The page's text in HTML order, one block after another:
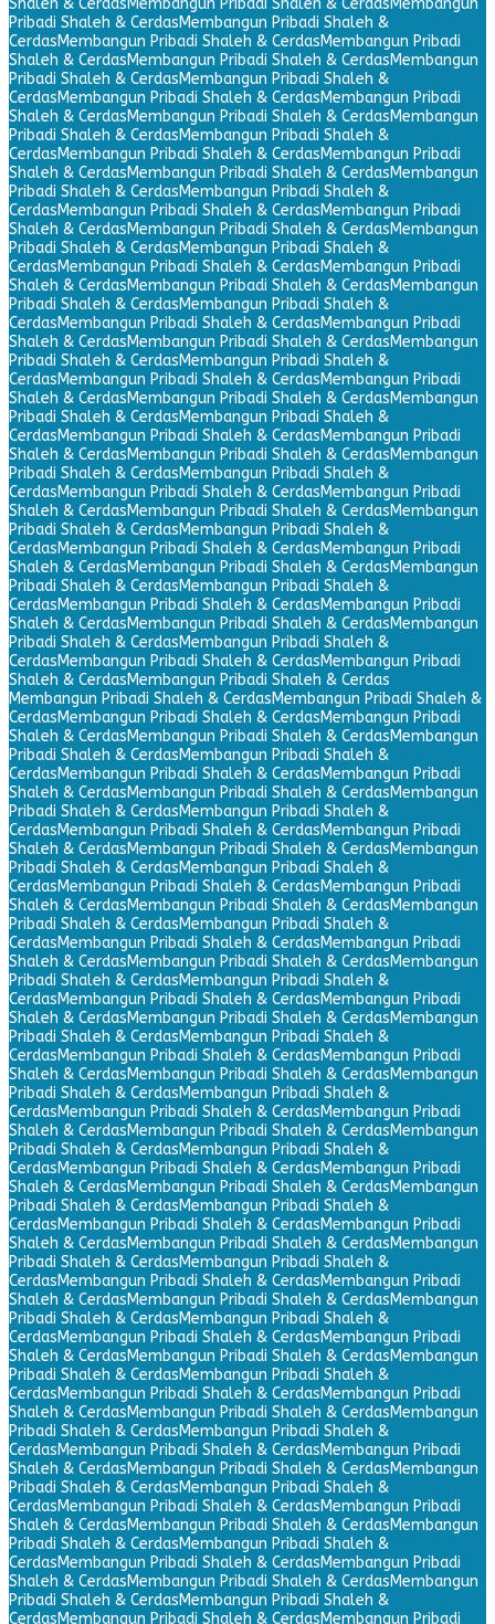
Shaleh & CerdasMembangun Pribadi Shaleh & CerdasMembangun
Pribadi Shaleh & CerdasMembangun Pribadi Shaleh &
CerdasMembangun Pribadi Shaleh & CerdasMembangun Pribadi
Shaleh & CerdasMembangun Pribadi Shaleh & CerdasMembangun
Pribadi Shaleh & CerdasMembangun Pribadi Shaleh &
CerdasMembangun Pribadi Shaleh & CerdasMembangun Pribadi
Shaleh & CerdasMembangun Pribadi Shaleh & CerdasMembangun
Pribadi Shaleh & CerdasMembangun Pribadi Shaleh &
CerdasMembangun Pribadi Shaleh & CerdasMembangun Pribadi
Shaleh & CerdasMembangun Pribadi Shaleh & CerdasMembangun
Pribadi Shaleh & CerdasMembangun Pribadi Shaleh &
CerdasMembangun Pribadi Shaleh & CerdasMembangun Pribadi
Shaleh & CerdasMembangun Pribadi Shaleh & CerdasMembangun
Pribadi Shaleh & CerdasMembangun Pribadi Shaleh &
CerdasMembangun Pribadi Shaleh & CerdasMembangun Pribadi
Shaleh & CerdasMembangun Pribadi Shaleh & CerdasMembangun
Pribadi Shaleh & CerdasMembangun Pribadi Shaleh &
CerdasMembangun Pribadi Shaleh & CerdasMembangun Pribadi
Shaleh & CerdasMembangun Pribadi Shaleh & CerdasMembangun
Pribadi Shaleh & CerdasMembangun Pribadi Shaleh &
CerdasMembangun Pribadi Shaleh & CerdasMembangun Pribadi
Shaleh & CerdasMembangun Pribadi Shaleh & CerdasMembangun
Pribadi Shaleh & CerdasMembangun Pribadi Shaleh &
CerdasMembangun Pribadi Shaleh & CerdasMembangun Pribadi
Shaleh & CerdasMembangun Pribadi Shaleh & CerdasMembangun
Pribadi Shaleh & CerdasMembangun Pribadi Shaleh &
CerdasMembangun Pribadi Shaleh & CerdasMembangun Pribadi
Shaleh & CerdasMembangun Pribadi Shaleh & CerdasMembangun
Pribadi Shaleh & CerdasMembangun Pribadi Shaleh &
CerdasMembangun Pribadi Shaleh & CerdasMembangun Pribadi
Shaleh & CerdasMembangun Pribadi Shaleh & CerdasMembangun
Pribadi Shaleh & CerdasMembangun Pribadi Shaleh &
CerdasMembangun Pribadi Shaleh & CerdasMembangun Pribadi
Shaleh & CerdasMembangun Pribadi Shaleh & CerdasMembangun
Pribadi Shaleh & CerdasMembangun Pribadi Shaleh &
CerdasMembangun Pribadi Shaleh & CerdasMembangun Pribadi
Shaleh & CerdasMembangun Pribadi Shaleh & Cerdas
Membangun Pribadi Shaleh & CerdasMembangun Pribadi Shaleh &
CerdasMembangun Pribadi Shaleh & CerdasMembangun Pribadi
Shaleh & CerdasMembangun Pribadi Shaleh & CerdasMembangun
Pribadi Shaleh & CerdasMembangun Pribadi Shaleh &
CerdasMembangun Pribadi Shaleh & CerdasMembangun Pribadi
Shaleh & CerdasMembangun Pribadi Shaleh & CerdasMembangun
Pribadi Shaleh & CerdasMembangun Pribadi Shaleh &
CerdasMembangun Pribadi Shaleh & CerdasMembangun Pribadi
Shaleh & CerdasMembangun Pribadi Shaleh & CerdasMembangun
Pribadi Shaleh & CerdasMembangun Pribadi Shaleh &
CerdasMembangun Pribadi Shaleh & CerdasMembangun Pribadi
Shaleh & CerdasMembangun Pribadi Shaleh & CerdasMembangun
Pribadi Shaleh & CerdasMembangun Pribadi Shaleh &
CerdasMembangun Pribadi Shaleh & CerdasMembangun Pribadi
Shaleh & CerdasMembangun Pribadi Shaleh & CerdasMembangun
Pribadi Shaleh & CerdasMembangun Pribadi Shaleh &
CerdasMembangun Pribadi Shaleh & CerdasMembangun Pribadi
Shaleh & CerdasMembangun Pribadi Shaleh & CerdasMembangun
Pribadi Shaleh & CerdasMembangun Pribadi Shaleh &
CerdasMembangun Pribadi Shaleh & CerdasMembangun Pribadi
Shaleh & CerdasMembangun Pribadi Shaleh & CerdasMembangun
Pribadi Shaleh & CerdasMembangun Pribadi Shaleh &
CerdasMembangun Pribadi Shaleh & CerdasMembangun Pribadi
Shaleh & CerdasMembangun Pribadi Shaleh & CerdasMembangun
Pribadi Shaleh & CerdasMembangun Pribadi Shaleh &
CerdasMembangun Pribadi Shaleh & CerdasMembangun Pribadi
Shaleh & CerdasMembangun Pribadi Shaleh & CerdasMembangun
Pribadi Shaleh & CerdasMembangun Pribadi Shaleh &
CerdasMembangun Pribadi Shaleh & CerdasMembangun Pribadi
Shaleh & CerdasMembangun Pribadi Shaleh & CerdasMembangun
Pribadi Shaleh & CerdasMembangun Pribadi Shaleh &
CerdasMembangun Pribadi Shaleh & CerdasMembangun Pribadi
Shaleh & CerdasMembangun Pribadi Shaleh & CerdasMembangun
Pribadi Shaleh & CerdasMembangun Pribadi Shaleh &
CerdasMembangun Pribadi Shaleh & CerdasMembangun Pribadi
Shaleh & CerdasMembangun Pribadi Shaleh & CerdasMembangun
Pribadi Shaleh & CerdasMembangun Pribadi Shaleh &
CerdasMembangun Pribadi Shaleh & CerdasMembangun Pribadi
Shaleh & CerdasMembangun Pribadi Shaleh & CerdasMembangun
Pribadi Shaleh & CerdasMembangun Pribadi Shaleh &
CerdasMembangun Pribadi Shaleh & CerdasMembangun Pribadi
Shaleh & CerdasMembangun Pribadi Shaleh & CerdasMembangun
Pribadi Shaleh & CerdasMembangun Pribadi Shaleh &
CerdasMembangun Pribadi Shaleh & CerdasMembangun Pribadi
Shaleh & CerdasMembangun Pribadi Shaleh & CerdasMembangun
Pribadi Shaleh & CerdasMembangun Pribadi Shaleh &
CerdasMembangun Pribadi Shaleh & CerdasMembangun Pribadi
Shaleh & CerdasMembangun Pribadi Shaleh & CerdasMembangun
Pribadi Shaleh & CerdasMembangun Pribadi Shaleh &
CerdasMembangun Pribadi Shaleh & CerdasMembangun Pribadi